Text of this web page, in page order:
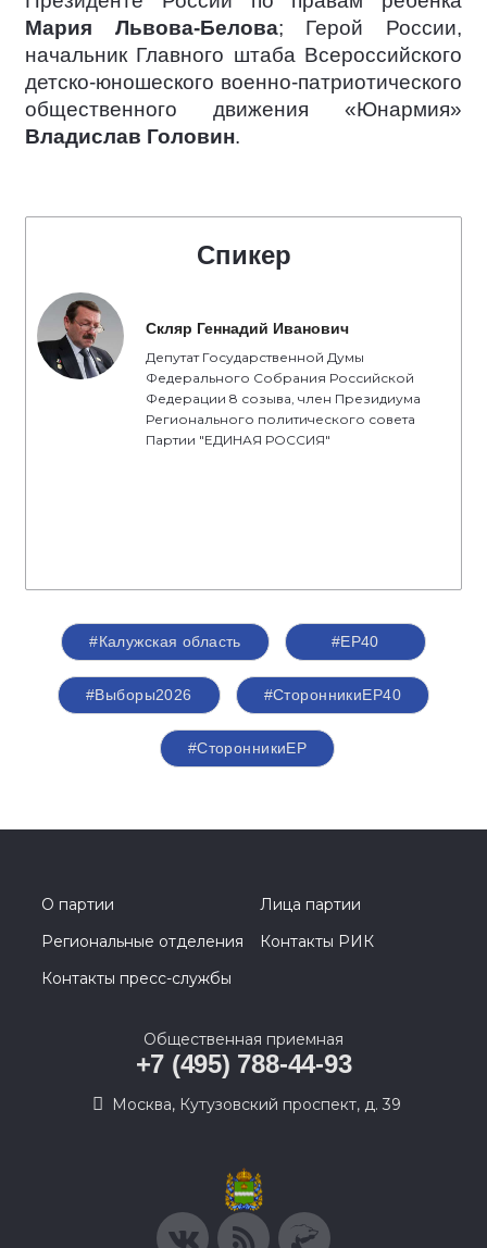
Мария Львова-Белова; Герой России,
начальник Главного штаба Всероссийского
детско-юношеского военно-патриотического
общественного движения «Юнармия»
Владислав Головин.
Спикер
Скляр Геннадий Иванович
Депутат Государственной Думы
Федерального Собрания Российской
Федерации 8 созыва, член Президиума
Регионального политического совета
Партии "ЕДИНАЯ РОССИЯ"
#Калужская область #ЕР40
#Выборы2026 #СторонникиЕР40
#СторонникиЕР
О партии
Лица партии
Региональные отделения
Контакты РИК
Контакты пресс-службы
Общественная приемная
+7 (495) 788-44-93
Москва, Кутузовский проспект, д. 39